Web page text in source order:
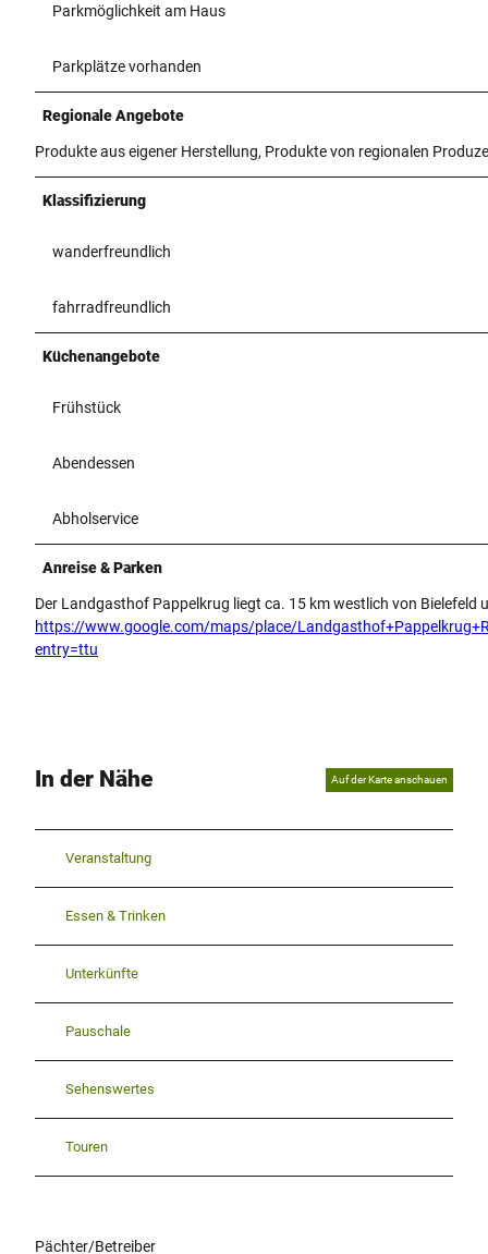
Parkmöglichkeit am Haus
Parkplätze vorhanden
Regionale Angebote
Produkte aus eigener Herstellung, Produkte von regionalen
Klassifizierung
wanderfreundlich
fahrradfreundlich
Küchenangebote
Frühstück
Abendessen
Abholservice
Anreise & Parken
Der Landgasthof Pappelkrug liegt ca. 15 km westlich von
https://www.google.com/maps/place/
entry=ttu
In der Nähe Auf der Karte anschauen
Veranstaltung
Essen & Trinken
Unterkünfte
Pauschale
Sehenswertes
Touren
Pächter/Betreiber